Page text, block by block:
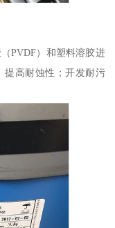
PVDF）和塑料溶胶进
提高耐蚀性；开发耐污